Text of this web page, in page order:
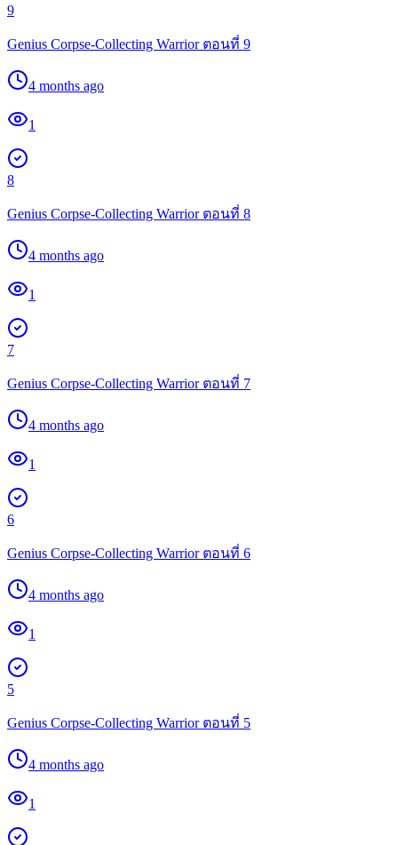
9
Genius Corpse-Collecting Warrior ตอนที่ 9
4 months ago
1
8
Genius Corpse-Collecting Warrior ตอนที่ 8
4 months ago
1
7
Genius Corpse-Collecting Warrior ตอนที่ 7
4 months ago
1
6
Genius Corpse-Collecting Warrior ตอนที่ 6
4 months ago
1
5
Genius Corpse-Collecting Warrior ตอนที่ 5
4 months ago
1